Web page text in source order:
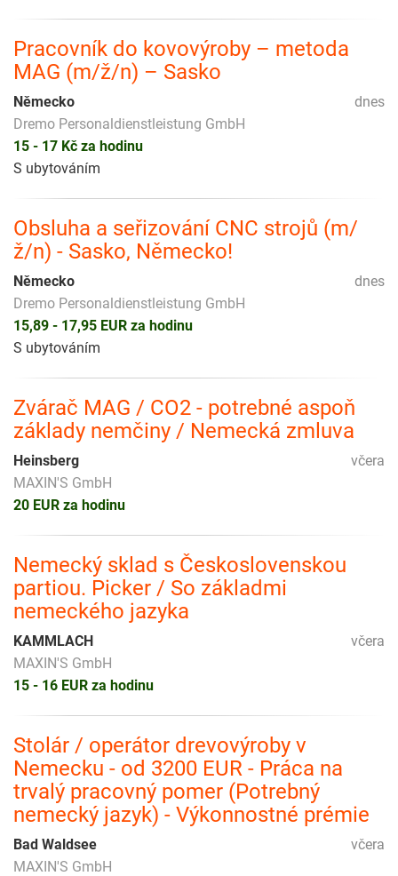
Pracovník do kovovýroby – metoda
MAG (m/ž/n) – Sasko
dnes
Německo
Dremo Personaldienstleistung GmbH
15 - 17 Kč za hodinu
S ubytováním
Obsluha a seřizování CNC strojů (m/
ž/n) - Sasko, Německo!
dnes
Německo
Dremo Personaldienstleistung GmbH
15,89 - 17,95 EUR za hodinu
S ubytováním
Zvárač MAG / CO2 - potrebné aspoň
základy nemčiny / Nemecká zmluva
včera
Heinsberg
MAXIN'S GmbH
20 EUR za hodinu
Nemecký sklad s Československou
partiou. Picker / So základmi
nemeckého jazyka
včera
KAMMLACH
MAXIN'S GmbH
15 - 16 EUR za hodinu
Stolár / operátor drevovýroby v
Nemecku - od 3200 EUR - Práca na
trvalý pracovný pomer (Potrebný
nemecký jazyk) - Výkonnostné prémie
včera
Bad Waldsee
MAXIN'S GmbH